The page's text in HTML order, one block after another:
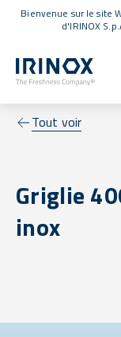
Bienvenue sur le site
d'IRINOX
Tout voir
Griglie
inox